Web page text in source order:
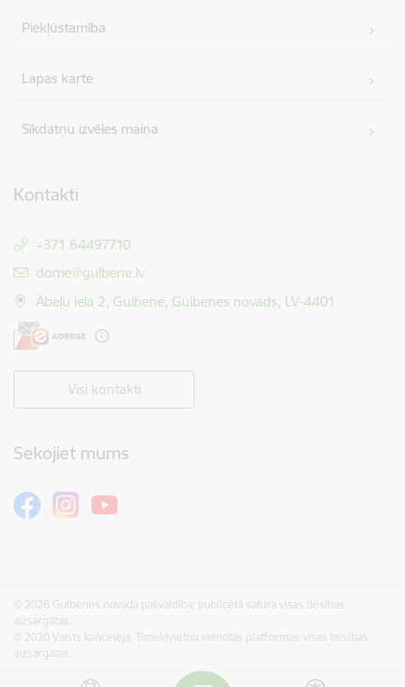
Piekļūstamība
Lapas karte
Sīkdatņu izvēles maiņa
Kontakti
+371 64497710
E-pasts:
dome@gulbene.lv
Ābeļu iela 2, Gulbene, Gulbenes novads, LV-4401
Visi kontakti
Sekojiet mums
© 2026 Gulbenes novada pašvaldība, publicētā satura visas tiesības
aizsargātas.
© 2020 Valsts kanceleja, Tīmekļvietņu vienotās platformas visas tiesības
aizsargātas.